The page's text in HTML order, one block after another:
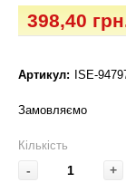
398,40
Артикул: ISE-
Замовляємо
Кількість
- +